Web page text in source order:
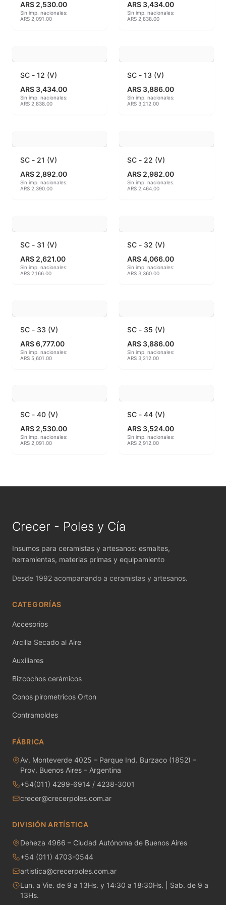
Hereaus (750ºC - 850ºC)
Kingtsugi
Ladrillos aislantes para horno
Maquinarias
MAYCO BRUSHES
MAYCO CLASSIC CRACKLES
MAYCO DESIGNER LINER
MAYCO DUNCAN EZ STROKES
MAYCO ENGOBE
MAYCO FOUNDATIONS SHEER
MAYCO FUNDAMENTALS UNDERGLAZES
MAYCO NON FIRED PRODUCT ACCESSO
MAYCO POTTERY CASCADES
MAYCO RAKU GLAZES
MAYCO SPECKLED STROKE & COAT
MAYCO STONEWARE GLAZES
MAYCO STROKE & COAT
Metales preciosos y luestres
Minerales
ARS 2,530.00
Sin imp. nacionales:
ARS 2,091.00
ARS 3,434.00
Sin imp. nacionales:
ARS 2,838.00
SC - 12 (V)
ARS 3,434.00
Sin imp. nacionales:
ARS 2,838.00
SC - 13 (V)
ARS 3,886.00
Sin imp. nacionales:
ARS 3,212.00
SC - 21 (V)
ARS 2,892.00
Sin imp. nacionales:
ARS 2,390.00
SC - 22 (V)
ARS 2,982.00
Sin imp. nacionales:
ARS 2,464.00
SC - 31 (V)
ARS 2,621.00
Sin imp. nacionales:
ARS 2,166.00
SC - 32 (V)
ARS 4,066.00
Sin imp. nacionales:
ARS 3,360.00
SC - 33 (V)
ARS 6,777.00
Sin imp. nacionales:
ARS 5,601.00
SC - 35 (V)
ARS 3,886.00
Sin imp. nacionales:
ARS 3,212.00
SC - 40 (V)
ARS 2,530.00
Sin imp. nacionales:
ARS 2,091.00
SC - 44 (V)
ARS 3,524.00
Sin imp. nacionales:
ARS 2,912.00
Crecer - Poles y Cía
Insumos para ceramistas y artesanos: esmaltes,
herramientas, materias primas y equipamiento
Desde 1992 acompanando a ceramistas y artesanos.
CATEGORÍAS
Accesorios
Arcilla Secado al Aire
Auxiliares
Bizcochos cerámicos
Conos pirometricos Orton
Contramoldes
FÁBRICA
Av. Monteverde 4025 – Parque Ind. Burzaco (1852) –
Prov. Buenos Aires – Argentina
+54(011) 4299-6914 / 4238-3001
crecer@crecerpoles.com.ar
DIVISIÓN ARTÍSTICA
Deheza 4966 – Ciudad Autónoma de Buenos Aires
+54 (011) 4703-0544
artistica@crecerpoles.com.ar
Lun. a Vie. de 9 a 13Hs. y 14:30 a 18:30Hs. | Sab. de 9 a
13Hs.